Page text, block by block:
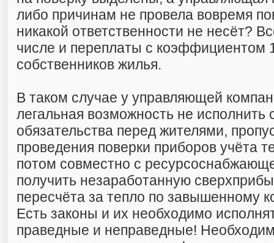
либо причинам не провела вовремя
никакой ответственности не несёт?
числе и переплаты с коэффициентом
собственников жилья.
В таком случае у управляющей
легальная возможность не исполнить
обязательства перед жителями,
проведения поверки приборов учёта
потом совместно с
получить незаработанную
пересчёта за тепло по завышенному
Есть законы и их необходимо
праведные и неправедные!